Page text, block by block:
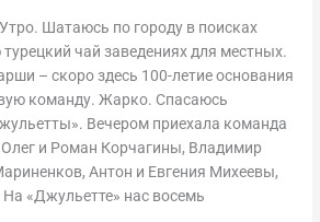
Шатаюсь по городу в поисках
чай заведениях для местных.
– скоро здесь 100-летие основания
команду. Жарко. Спасаюсь
Вечером приехала команда
и Роман Корчагины, Владимир
Антон и Евгения Михеевы,
«Джульетте» нас восемь